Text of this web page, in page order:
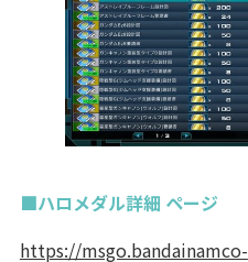
■ハロメダル詳細 ページ
https://msgo.bandainamco-